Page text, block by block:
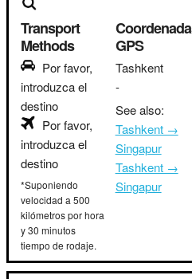
Transport
Methods
Por favor,
introduzca el
destino
Por favor,
introduzca el
destino
*Suponiendo
velocidad a 500
kilómetros por hora
y 30 minutos
tiempo de rodaje.
GPS
Tashkent
-
See also:
Tashkent →
Singapur
Tashkent →
Singapur